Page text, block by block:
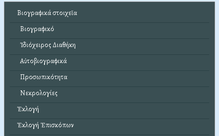
Βιογραφικά στοιχεῖα
Βιογραφικό
Ἰδιόχειρος Διαθήκη
Αὐτοβιογραφικά
Προσωπικότητα
Νεκρολογίες
Ἐκλογή
Ἐκλογή Ἐπισκόπων